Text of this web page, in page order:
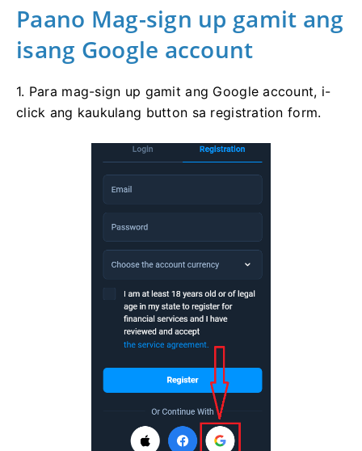
Paano Mag-sign up gamit ang
isang Google account
1. Para mag-sign up gamit ang Google account, i-
click ang kaukulang button sa registration form.